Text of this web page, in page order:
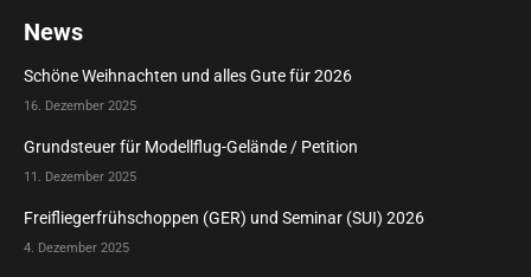
News
Schöne Weihnachten und alles Gute für 2026
16. Dezember 2025
Grundsteuer für Modellflug-Gelände / Petition
11. Dezember 2025
Freifliegerfrühschoppen (GER) und Seminar (SUI) 2026
4. Dezember 2025